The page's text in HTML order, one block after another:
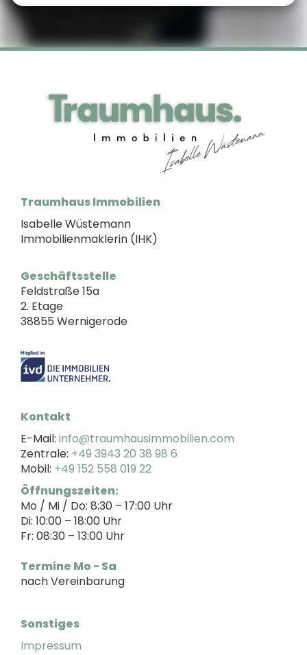
Traumhaus Immobilien
Isabelle Wüstemann
Immobilienmaklerin (IHK)
Geschäftsstelle
Feldstraße 15a
2. Etage
38855 Wernigerode
Kontakt
E-Mail: info@traumhausimmobilien.com
Zentrale: +49 3943 20 38 98 6
Mobil: +49 152 558 019 22
Öffnungszeiten:
Mo / Mi / Do: 8:30 – 17:00 Uhr
Di: 10:00 – 18:00 Uhr
Fr: 08:30 – 13:00 Uhr
Termine Mo - Sa
nach Vereinbarung
Sonstiges
Impressum